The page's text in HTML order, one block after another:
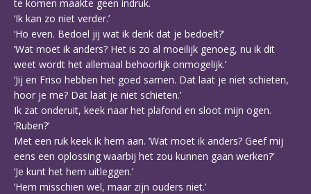
te komen maakte geen indruk.
‘Ik kan zo niet verder.’
‘Ho even. Bedoel jij wat ik denk dat je bedoelt?’
‘Wat moet ik anders? Het is zo al moeilijk genoeg, nu ik dit
weet wordt het allemaal behoorlijk onmogelijk.’
‘Jij en Friso hebben het goed samen. Dat laat je niet schieten,
hoor je me? Dat laat je niet schieten.’
Ik zat onderuit, keek naar het plafond en sloot mijn ogen.
‘Ruben?’
Met een ruk keek ik hem aan. ‘Wat moet ik anders? Geef mij
eens een oplossing waarbij het zou kunnen gaan werken?’
‘Je kunt het hem uitleggen.’
‘Hem misschien wel, maar zijn ouders niet.’